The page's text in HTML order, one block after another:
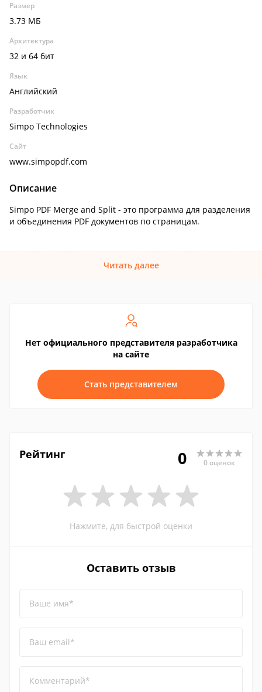
Размер
3.73 МБ
Архитектура
32 и 64 бит
Язык
Английский
Разработчик
Simpo Technologies
Сайт
www.simpopdf.com
Описание
Simpo PDF Merge and Split - это программа для разделения
и объединения PDF документов по страницам.
Читать далее
Нет официального представителя разработчика
на сайте
Стать представителем
Рейтинг 0 0 оценок
Нажмите, для быстрой оценки
Оставить отзыв
Ваше имя*
Ваш email*
Комментарий*